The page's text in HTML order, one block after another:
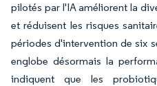
pilotés par l'IA améliorent la
et réduisent les risques
périodes d'intervention de six
englobe désormais la
indiquent que les